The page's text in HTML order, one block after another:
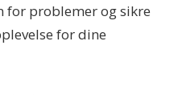
for problemer og sikre
for dine